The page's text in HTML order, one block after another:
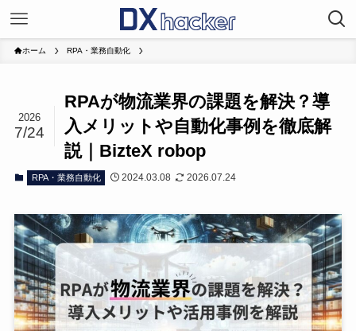
ホーム RPA・業務自動化
RPAが物流業界の課題を解決？導
入メリットや自動化事例を徹底解
説｜BizteX robop
2026
7/24
RPA・業務自動化 2024.03.08 2026.07.24